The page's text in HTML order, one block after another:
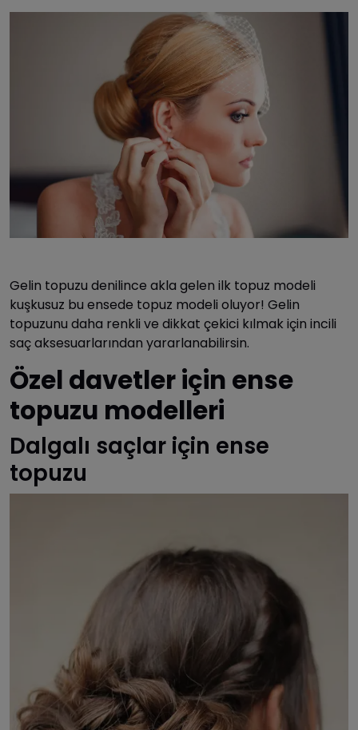
Gelin topuzu denilince akla gelen ilk topuz modeli
kuşkusuz bu ensede topuz modeli oluyor! Gelin
topuzunu daha renkli ve dikkat çekici kılmak için incili
saç aksesuarlarından yararlanabilirsin.
Özel davetler için ense
topuzu modelleri
Dalgalı saçlar için ense
topuzu